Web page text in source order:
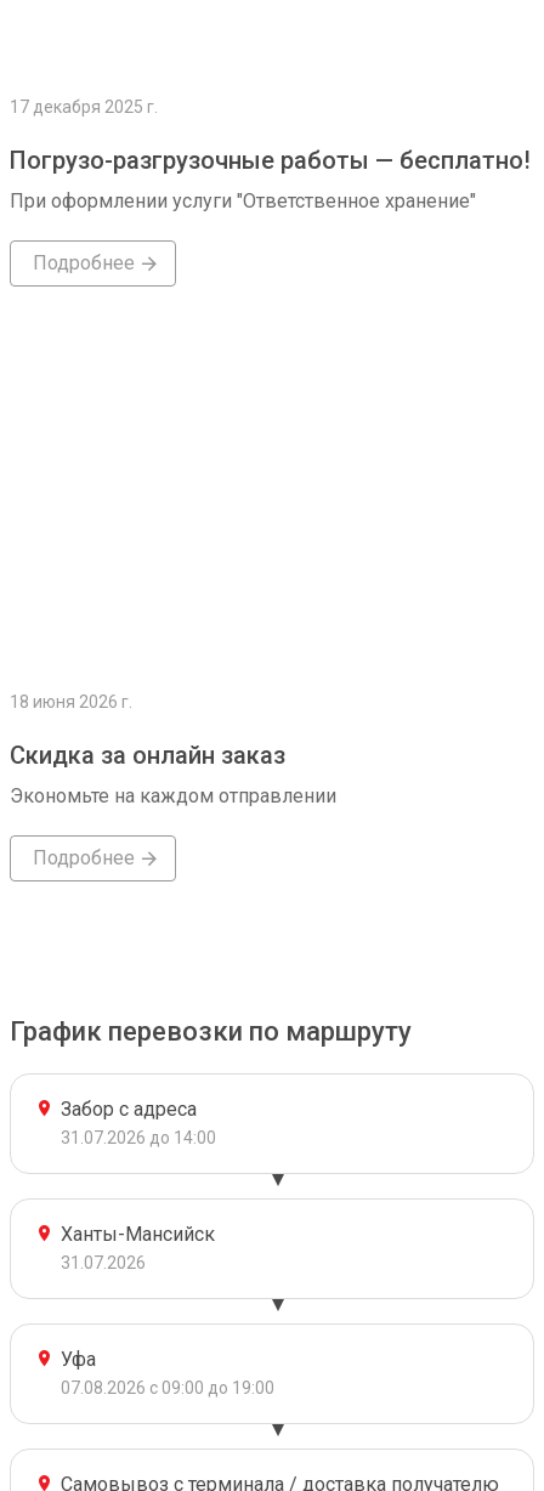
17 декабря 2025 г.
Погрузо-разгрузочные работы — бесплатно!
При оформлении услуги "Ответственное хранение"
Подробнее
18 июня 2026 г.
Скидка за онлайн заказ
Экономьте на каждом отправлении
Подробнее
График перевозки по маршруту
Забор с адреса
31.07.2026 до 14:00
Ханты-Мансийск
31.07.2026
Уфа
07.08.2026 с 09:00 до 19:00
Самовывоз с терминала / доставка получателю